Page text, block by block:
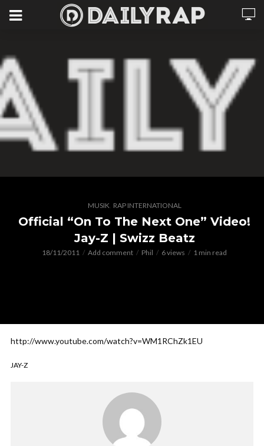
MUSIK RAP INTERNATIONAL
Official “On To The Next One” Video!
Jay-Z | Swizz Beatz
18/11/2011 Add comment Phil 6 views 1 min read
http://www.youtube.com/watch?v=WM1RChZk1EU
JAY-Z